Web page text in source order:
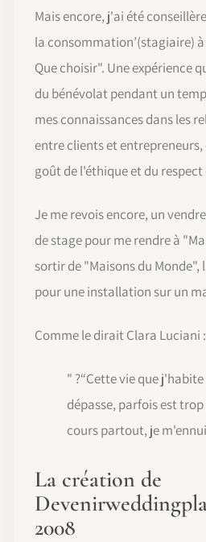
Mais encore, j'ai été
la consommation’(stagiaire)
Que choisir". Une expérience
du bénévolat pendant un
mes connaissances dans les
entre clients et
goût de l'éthique et du
Je me revois encore, un
de stage pour me rendre à
sortir de "Maisons du
pour une installation sur un
Comme le dirait Clara Luciani :
" ?“Cette vie que
dépasse, parfois est
cours partout, je
La création de
2008